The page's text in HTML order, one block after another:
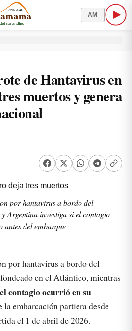
AM
de Hantavirus en
muertos y genera
por hantavirus a bordo del
Argentina investiga si el contagio
del embarque
por hantavirus a bordo del
en el Atlántico, mientras
el contagio ocurrió en su
la embarcación partiera desde
el 1 de abril de 2026.